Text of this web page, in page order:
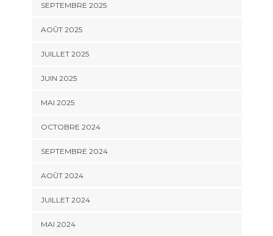
SEPTEMBRE 2025
AOÛT 2025
JUILLET 2025
JUIN 2025
MAI 2025
OCTOBRE 2024
SEPTEMBRE 2024
AOÛT 2024
JUILLET 2024
MAI 2024